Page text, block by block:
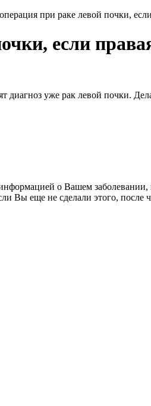
при раке левой почки,
если
уже рак левой почки.
о Вашем заболевании,
Вы еще не сделали этого,